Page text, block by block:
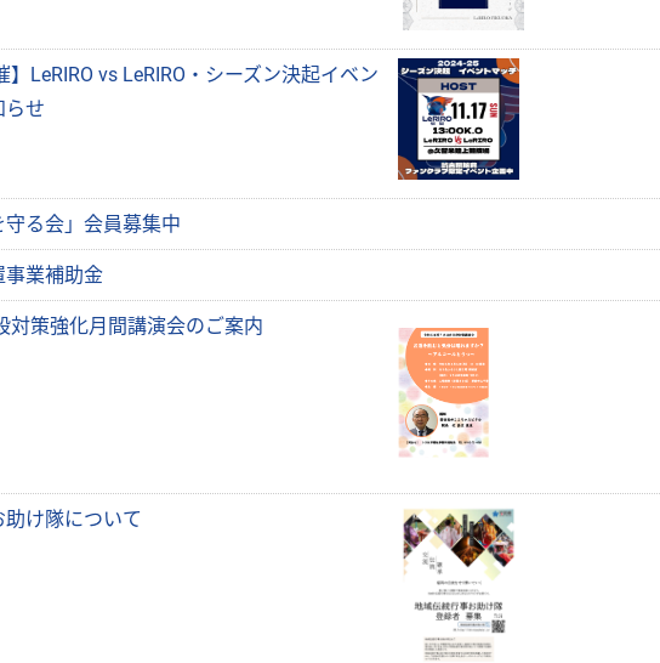
】LeRIRO vs LeRIRO・シーズン決起イベン
らせ
守る会」会員募集中
事業補助金
対策強化月間講演会のご案内
け隊について